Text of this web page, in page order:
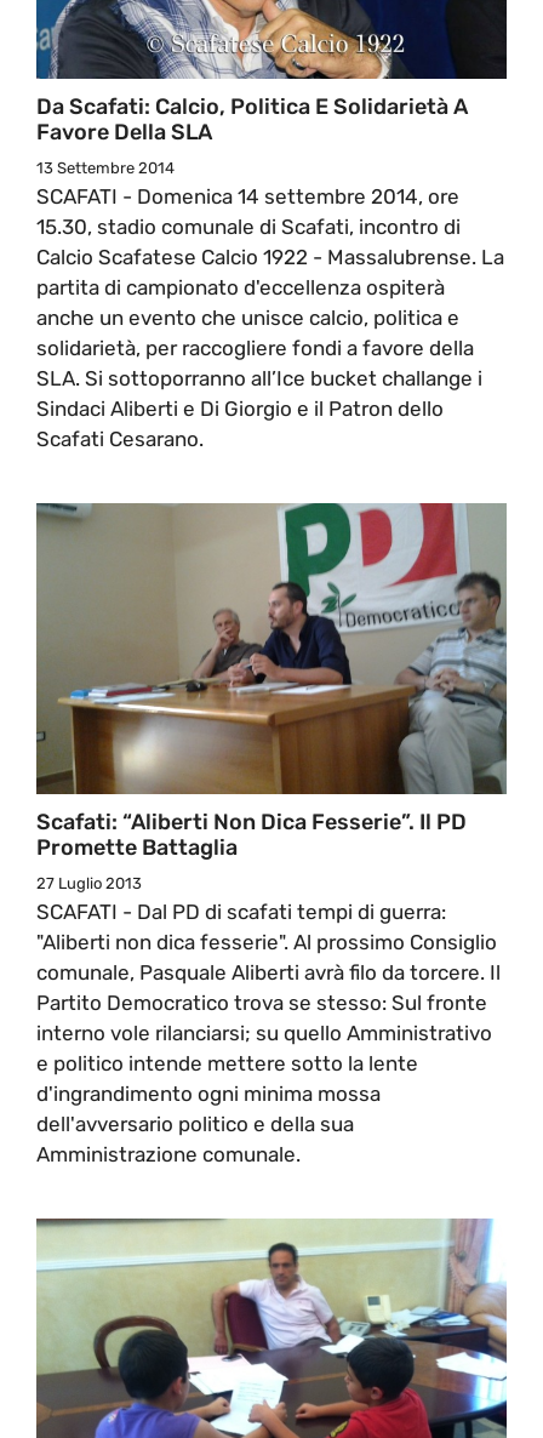
Da Scafati: Calcio, Politica E Solidarietà A
Favore Della SLA
13 Settembre 2014
SCAFATI - Domenica 14 settembre 2014, ore
15.30, stadio comunale di Scafati, incontro di
Calcio Scafatese Calcio 1922 - Massalubrense. La
partita di campionato d'eccellenza ospiterà
anche un evento che unisce calcio, politica e
solidarietà, per raccogliere fondi a favore della
SLA. Si sottoporranno all’Ice bucket challange i
Sindaci Aliberti e Di Giorgio e il Patron dello
Scafati Cesarano.
Scafati: “Aliberti Non Dica Fesserie”. Il PD
Promette Battaglia
27 Luglio 2013
SCAFATI - Dal PD di scafati tempi di guerra:
"Aliberti non dica fesserie". Al prossimo Consiglio
comunale, Pasquale Aliberti avrà filo da torcere. Il
Partito Democratico trova se stesso: Sul fronte
interno vole rilanciarsi; su quello Amministrativo
e politico intende mettere sotto la lente
d'ingrandimento ogni minima mossa
dell'avversario politico e della sua
Amministrazione comunale.